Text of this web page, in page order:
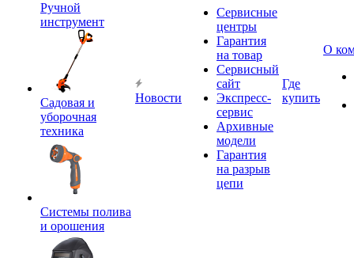
Ручной
инструмент
Садовая и
уборочная
техника
Системы полива
и орошения
Новости
Сервисные
центры
Гарантия
на товар
Сервисный
сайт
Экспресс-
сервис
Архивные
модели
Гарантия
на разрыв
цепи
Где
купить
О